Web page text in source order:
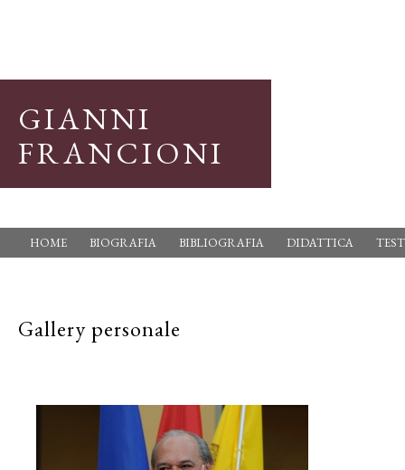
GIANNI
FRANCIONI
HOME BIOGRAFIA BIBLIOGRAFIA DIDATTICA
Gallery personale